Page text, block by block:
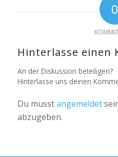
0
Hinterlasse einen
An der Diskussion beteiligen?
Hinterlasse uns deinen
Du musstangemeldet
abzugeben.